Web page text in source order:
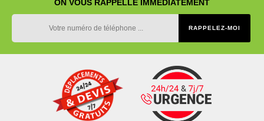
ON VOUS RAPPELLE IMMEDIATEMENT